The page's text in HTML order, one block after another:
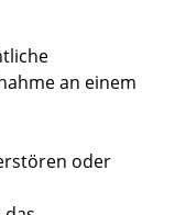
an einem
oder